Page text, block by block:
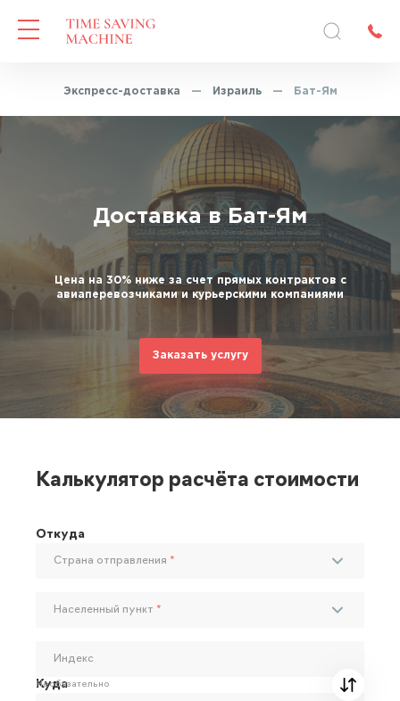
Экспресс-доставка — Израиль — Бат-Ям
Доставка в Бат-Ям
Цена на 30% ниже за счет прямых контрактов с
авиаперевозчиками и курьерскими компаниями
Заказать услугу
Калькулятор расчёта стоимости
Откуда
Страна отправления *
Населенный пункт *
Индекс
Необязательно
Куда